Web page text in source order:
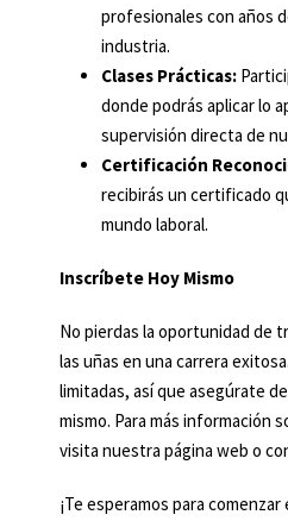
profesionales con años
industria.
Clases Prácticas:
donde podrás aplicar lo
supervisión directa de
Certificación
recibirás un certificado
mundo laboral.
Inscríbete Hoy Mismo
No pierdas la oportunidad de
las uñas en una carrera
limitadas, así que asegúrate
mismo. Para más información
visita nuestra página web o
¡Te esperamos para